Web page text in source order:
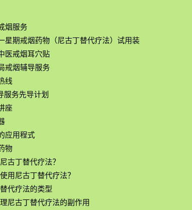
烟服务
星期戒烟药物（尼古丁替代疗法）试用装
医戒烟耳穴贴
戒烟辅导服务
线
服务先导计划
座
应用程式
物
古丁替代疗法？
用尼古丁替代疗法？
代疗法的类型
尼古丁替代疗法的副作用